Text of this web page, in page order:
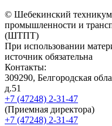
© Шебекинский техникум
промышленности и
(ШТПТ)
При использовании
источник обязательна
Контакты:
309290, Белгородская
д.51
+7 (47248) 2-31-47
(Приемная директора)
+7 (47248) 2-31-47